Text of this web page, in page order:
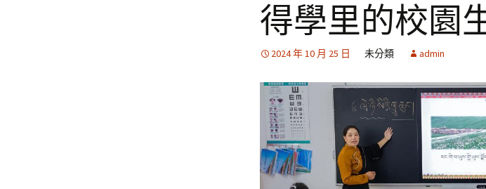
得學里的校園
2024 年 10 月 25 日 未分類 admin